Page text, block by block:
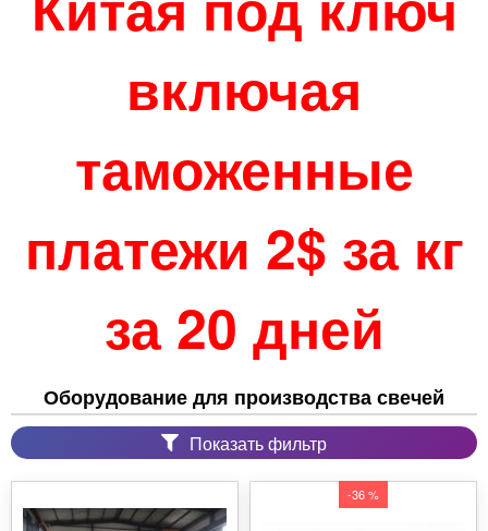
включая
таможенные
платежи 2$ за кг
за 20 дней
Оборудование для производства свечей
Показать фильтр
-36 %